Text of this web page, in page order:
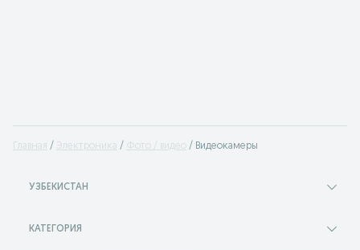
Главная Электроника Фото / видео Видеокамеры
УЗБЕКИСТАН
КАТЕГОРИЯ